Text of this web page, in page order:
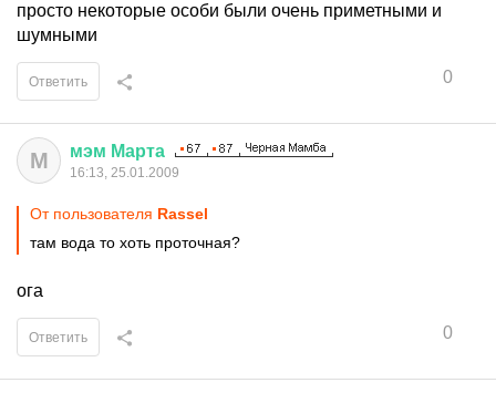
просто некоторые особи были очень приметными и
шумными
0
Ответить
М мэм Марта
16:13, 25.01.2009
От пользователя Rassel
там вода то хоть проточная?
ога
0
Ответить